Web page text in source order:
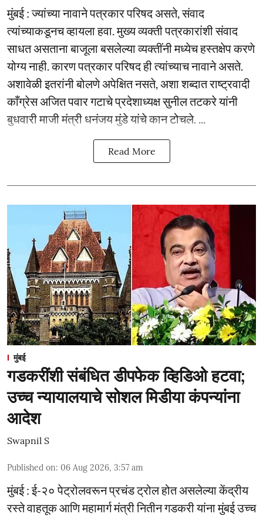
मुंबई : ज्यांच्या नावाने पत्रकार परिषद असते, संवाद
त्यांच्याकडूनच व्हायला हवा. मुख्य व्यक्ती पत्रकारांशी संवाद
साधत असताना बाजूला बसलेल्या व्यक्तींनी मध्येच हस्तक्षेप करणे
योग्य नाही. कारण पत्रकार परिषद ही त्यांच्याच नावाने असते.
अशावेळी इतरांनी बोलणे अपेक्षित नसते, अशा शब्दात राष्ट्रवादी
काँग्रेस अजित पवार गटाचे प्रदेशाध्यक्ष सुनील तटकरे यांनी
बुधवारी माजी मंत्री धनंजय मुंडे यांचे कान टोचले. ...
Read More
मुंबई
गडकरींशी संबंधित डीपफेक व्हिडिओ हटवा;
उच्च न्यायालयाचे सोशल मिडीया कंपन्यांना
आदेश
Swapnil S
Published on: 06 Aug 2026, 3:57 am
मुंबई : ई-२० पेट्रोलवरून प्रचंड ट्रोल होत असलेल्या केंद्रीय
रस्ते वाहतूक आणि महामार्ग मंत्री नितीन गडकरी यांना मुंबई उच्च